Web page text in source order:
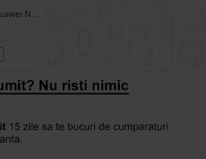
Husa spate pentru Huawei Nova Y90 - Silicon Line Gri